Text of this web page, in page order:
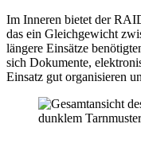
Im Inneren bietet der
das ein Gleichgewicht
längere Einsätze
sich Dokumente,
Einsatz gut organisieren